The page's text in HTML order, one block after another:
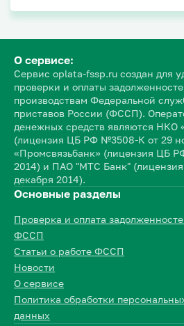
О сервисе:
Сервис oplata-fssp.ru создан для
проверки и оплаты
производствам Федеральной
приставов России (ФССП).
денежных средств являются НКО
(лицензия ЦБ РФ №3508-К от 29
«Промсвязьбанк» (лицензия ЦБ
2014) и ПАО "МТС Банк"
декабря 2014).
Основные разделы
Проверка и оплата
ФССП
Статьи о работе ФССП
Новости
О сервисе
Политика обработки
данных